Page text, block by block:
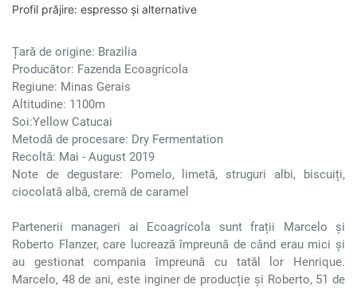
Profil prăjire: espresso și alternative
Țară de origine: Brazilia
Producător: Fazenda Ecoagricola
Regiune: Minas Gerais
Altitudine: 1100m
Soi:Yellow Catucai
Metodă de procesare: Dry Fermentation
Recoltă: Mai - August 2019
Note de degustare: Pomelo, limetă, struguri albi, biscuiți,
ciocolată albă, cremă de caramel
Partenerii manageri ai Ecoagrícola sunt frații Marcelo și
Roberto Flanzer, care lucrează împreună de când erau mici și
au gestionat compania împreună cu tatăl lor Henrique.
Marcelo, 48 de ani, este inginer de producție și Roberto, 51 de